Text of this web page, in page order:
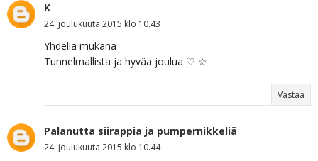
K
24. joulukuuta 2015 klo 10.43
Yhdellä mukana
Tunnelmallista ja hyvää joulua ♡ ☆
Vastaa
Palanutta siirappia ja pumpernikkeliä
24. joulukuuta 2015 klo 10.44